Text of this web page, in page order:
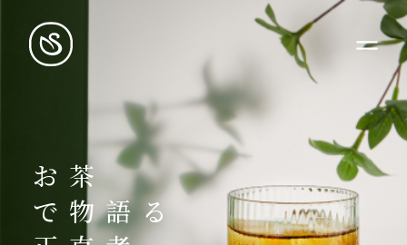
お 茶
で 物語 る